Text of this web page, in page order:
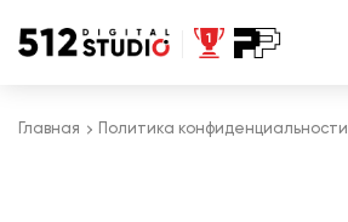
Главная Политика конфиденциальности